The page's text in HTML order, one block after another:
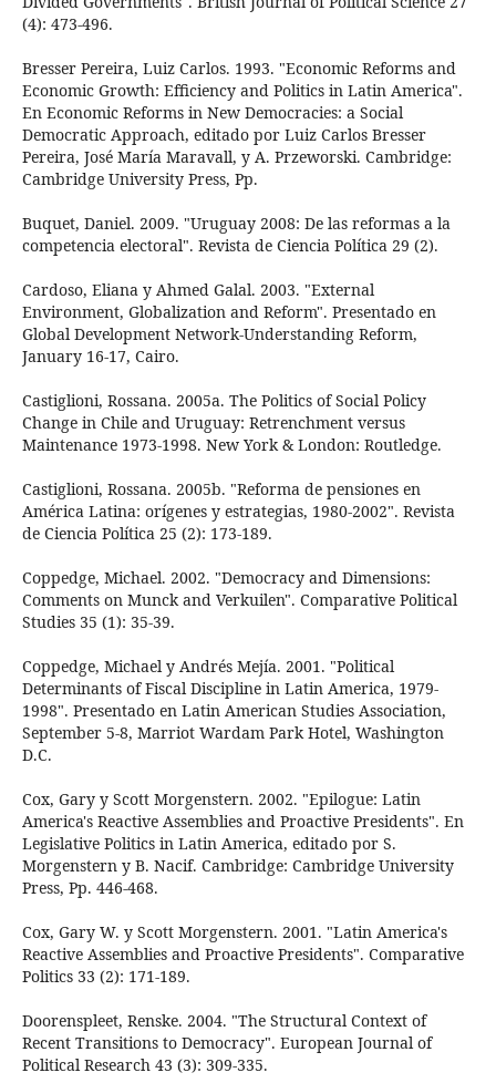
(4): 473-496.
Bresser Pereira, Luiz Carlos. 1993. "Economic Reforms and
Economic Growth: Efficiency and Politics in Latin America".
En Economic Reforms in New Democracies: a Social
Democratic Approach, editado por Luiz Carlos Bresser
Pereira, José María Maravall, y A. Przeworski. Cambridge:
Cambridge University Press, Pp.
Buquet, Daniel. 2009. "Uruguay 2008: De las reformas a la
competencia electoral". Revista de Ciencia Política 29 (2).
Cardoso, Eliana y Ahmed Galal. 2003. "External
Environment, Globalization and Reform". Presentado en
Global Development Network-Understanding Reform,
January 16-17, Cairo.
Castiglioni, Rossana. 2005a. The Politics of Social Policy
Change in Chile and Uruguay: Retrenchment versus
Maintenance 1973-1998. New York & London: Routledge.
Castiglioni, Rossana. 2005b. "Reforma de pensiones en
América Latina: orígenes y estrategias, 1980-2002". Revista
de Ciencia Política 25 (2): 173-189.
Coppedge, Michael. 2002. "Democracy and Dimensions:
Comments on Munck and Verkuilen". Comparative Political
Studies 35 (1): 35-39.
Coppedge, Michael y Andrés Mejía. 2001. "Political
Determinants of Fiscal Discipline in Latin America, 1979-
1998". Presentado en Latin American Studies Association,
September 5-8, Marriot Wardam Park Hotel, Washington
D.C.
Cox, Gary y Scott Morgenstern. 2002. "Epilogue: Latin
America's Reactive Assemblies and Proactive Presidents". En
Legislative Politics in Latin America, editado por S.
Morgenstern y B. Nacif. Cambridge: Cambridge University
Press, Pp. 446-468.
Cox, Gary W. y Scott Morgenstern. 2001. "Latin America's
Reactive Assemblies and Proactive Presidents". Comparative
Politics 33 (2): 171-189.
Doorenspleet, Renske. 2004. "The Structural Context of
Recent Transitions to Democracy". European Journal of
Political Research 43 (3): 309-335.